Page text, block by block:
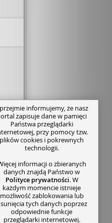
informujemy, że nasz
zapisuje dane w pamięci
Państwa przeglądarki
przy pomocy tzw.
plików cookies i pokrewnych
technologii.
informacji o zbieranych
danych znajdą Państwo w
Polityce prywatności. W
każdym momencie istnieje
możliwość zablokowania lub
tych danych poprzez
odpowiednie funkcje
przeglądarki internetowej.